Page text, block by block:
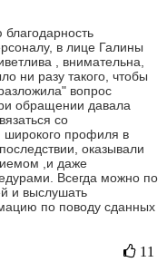
в лице Галины
, внимательна,
ни разу такого, чтобы
вопрос
обращении давала
со
широкого профиля в
оказывали
,и даже
Всегда можно по
и выслушать
по поводу сданных
11